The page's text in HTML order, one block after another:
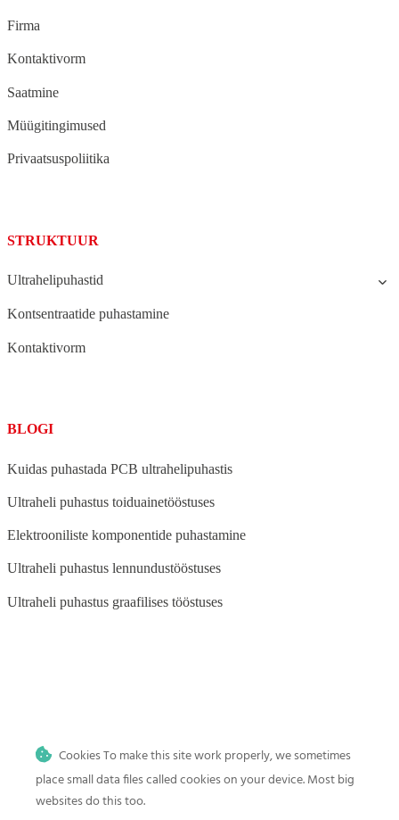
Firma
Kontaktivorm
Saatmine
Müügitingimused
Privaatsuspoliitika
STRUKTUUR
Ultrahelipuhastid
Kontsentraatide puhastamine
Kontaktivorm
BLOGI
Kuidas puhastada PCB ultrahelipuhastis
Ultraheli puhastus toiduainetööstuses
Elektrooniliste komponentide puhastamine
Ultraheli puhastus lennundustööstuses
Ultraheli puhastus graafilises tööstuses
Ultraheli puhastus meditsiini-, tätoveeringu- ja hambaravi
kliinikutele
Ultraheli puhastus kodus
Cookies To make this site work properly, we sometimes
place small data files called cookies on your device. Most big
websites do this too.